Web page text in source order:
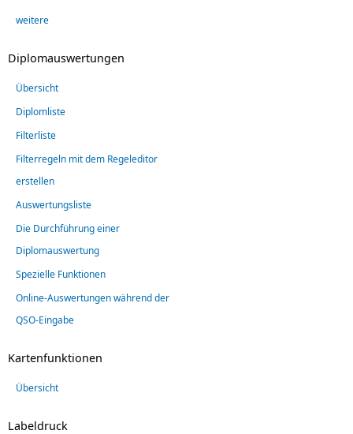
weitere
Diplomauswertungen
Übersicht
Diplomliste
Filterliste
Filterregeln mit dem Regeleditor
erstellen
Auswertungsliste
Die Durchführung einer
Diplomauswertung
Spezielle Funktionen
Online-Auswertungen während der
QSO-Eingabe
Kartenfunktionen
Übersicht
Labeldruck